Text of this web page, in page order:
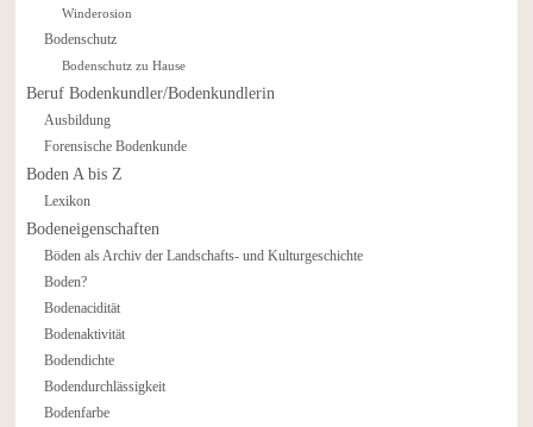
Winderosion
Bodenschutz
Bodenschutz zu Hause
Beruf Bodenkundler/Bodenkundlerin
Ausbildung
Forensische Bodenkunde
Boden A bis Z
Lexikon
Bodeneigenschaften
Böden als Archiv der Landschafts- und Kulturgeschichte
Boden?
Bodenacidität
Bodenaktivität
Bodendichte
Bodendurchlässigkeit
Bodenfarbe